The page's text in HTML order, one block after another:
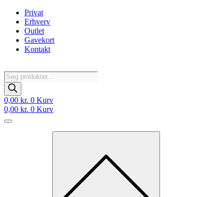
Videre
indhold
Privat
Erhverv
Outlet
Gavekort
Kontakt
Products
search
0,00 kr. 0 Kurv
0,00 kr. 0 Kurv